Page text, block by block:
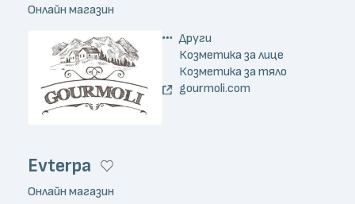
Онлайн магазин
Други
Козметика за лице
Козметика за тяло
gourmoli.com
Evterpa
Онлайн магазин